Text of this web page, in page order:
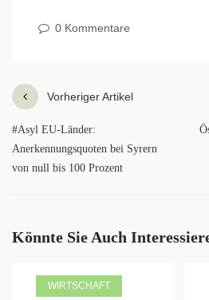
0 Kommentare
Vorheriger Artikel
#Asyl EU-Länder:
Anerkennungsquoten bei Syrern
von null bis 100 Prozent
Könnte Sie Auch
WIRTSCHAFT